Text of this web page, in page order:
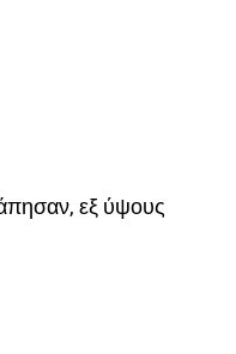
εξ ύψους